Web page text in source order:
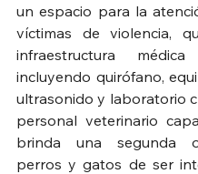
un espacio para la
víctimas de violencia,
infraestructura médica
incluyendo quirófano,
ultrasonido y laboratorio
personal veterinario
brinda una segunda
perros y gatos de ser